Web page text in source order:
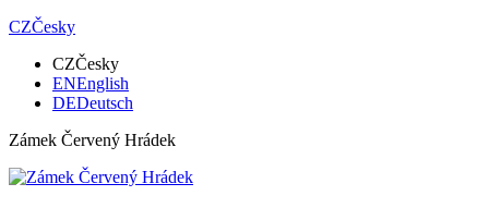
CZČesky
CZČesky
ENEnglish
DEDeutsch
Zámek Červený Hrádek